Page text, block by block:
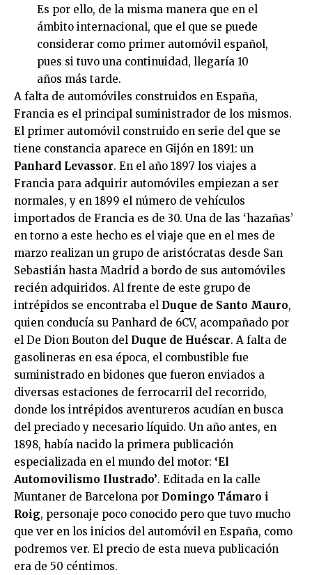
Es por ello, de la misma manera que en el
ámbito internacional, que el que se puede
considerar como primer automóvil español,
pues si tuvo una continuidad, llegaría 10
años más tarde.
A falta de automóviles construidos en España,
Francia es el principal suministrador de los mismos.
El primer automóvil construido en serie del que se
tiene constancia aparece en Gijón en 1891: un
Panhard Levassor. En el año 1897 los viajes a
Francia para adquirir automóviles empiezan a ser
normales, y en 1899 el número de vehículos
importados de Francia es de 30. Una de las ‘hazañas’
en torno a este hecho es el viaje que en el mes de
marzo realizan un grupo de aristócratas desde San
Sebastián hasta Madrid a bordo de sus automóviles
recién adquiridos. Al frente de este grupo de
intrépidos se encontraba el Duque de Santo Mauro,
quien conducía su Panhard de 6CV, acompañado por
el De Dion Bouton del Duque de Huéscar. A falta de
gasolineras en esa época, el combustible fue
suministrado en bidones que fueron enviados a
diversas estaciones de ferrocarril del recorrido,
donde los intrépidos aventureros acudían en busca
del preciado y necesario líquido. Un año antes, en
1898, había nacido la primera publicación
especializada en el mundo del motor: ‘El
Automovilismo Ilustrado’. Editada en la calle
Muntaner de Barcelona por Domingo Támaro i
Roig, personaje poco conocido pero que tuvo mucho
que ver en los inicios del automóvil en España, como
podremos ver. El precio de esta nueva publicación
era de 50 céntimos.